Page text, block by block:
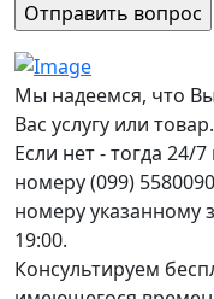
Мы надеемся, что
Вас услугу или товар.
Если нет - тогда 24/
номеру (099)
номеру указанному
19:00.
Консультируем